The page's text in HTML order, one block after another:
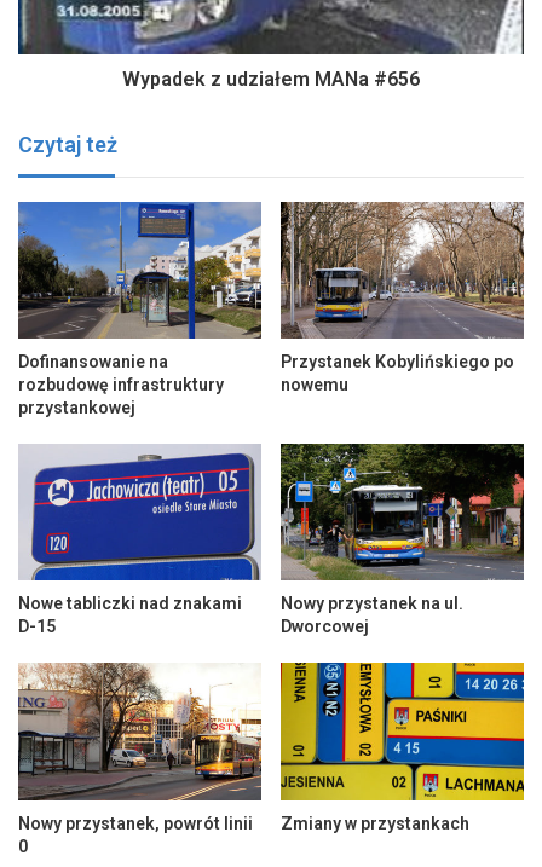
Wypadek z udziałem MANa #656
Czytaj też
Dofinansowanie na
rozbudowę infrastruktury
przystankowej
Przystanek Kobylińskiego po
nowemu
Nowe tabliczki nad znakami
D-15
Nowy przystanek na ul.
Dworcowej
Nowy przystanek, powrót linii
0
Zmiany w przystankach